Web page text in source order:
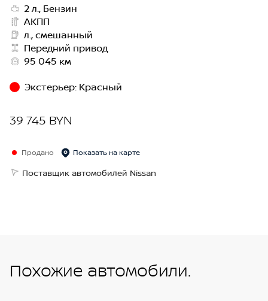
2 л., Бензин
АКПП
л., смешанный
Передний привод
95 045 км
Экстерьер: Красный
39 745 BYN
Продано Показать на карте
Поставщик автомобилей Nissan
Похожие автомобили.